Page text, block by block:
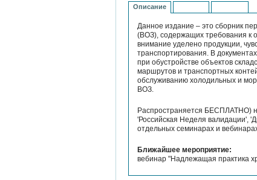
Описание
Данное издание – это сборник
(ВОЗ), содержащих требования к
внимание уделено продукции,
транспортирования. В
при обустройстве объектов
маршрутов и транспортных
обслуживанию холодильных и
ВОЗ.
Распространяется БЕСПЛАТНО)
'Российская Неделя валидации',
отдельных семинарах и
Ближайшее мероприятие:
вебинар "Надлежащая практика